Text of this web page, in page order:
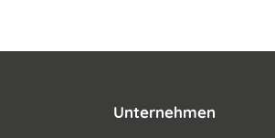
Unternehmen